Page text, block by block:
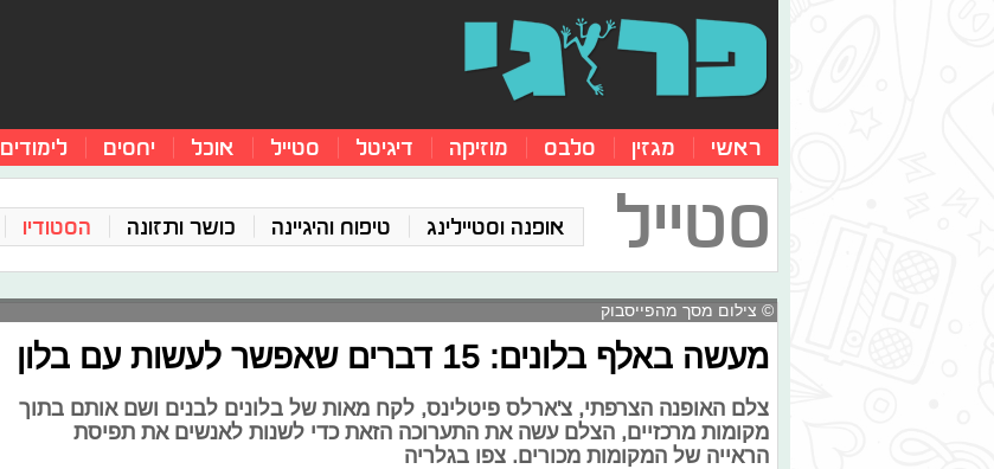
ראשי מגזין סלבס מוזיקה דיגיטל סטייל אוכל יחסים לימודים
סטייל אופנה וסטיילינג טיפוח והיגיינה כושר ותזונה הסטודיו
© צילום מסך מהפייסבוק
מעשה באלף בלונים: 15 דברים שאפשר לעשות עם בלון
צלם האופנה הצרפתי, צ'ארלס פיטלינס, לקח מאות של בלונים לבנים ושם אותם בתוך
מקומות מרכזיים, הצלם עשה את התערוכה הזאת כדי לשנות לאנשים את תפיסת
הראייה של המקומות מכורים. צפו בגלריה